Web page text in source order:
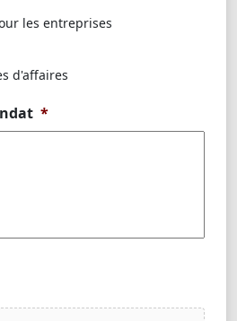
les entreprises
d'affaires
*